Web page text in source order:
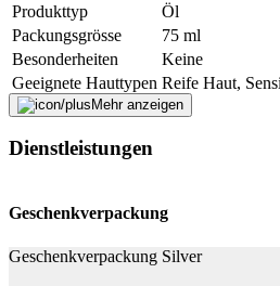
E-Mail-Adresse (optional)
Formular schliessen
Falsche Daten melden
Produkttyp
Öl
Packungsgrösse
75 ml
Besonderheiten
Keine
Geeignete Hauttypen Reife Haut,
Anwender
Erwachsene
Weitere Informationen
Mehr anzeigen
Dienstleistungen
Geschenkverpackung
Geschenkverpackung Silver